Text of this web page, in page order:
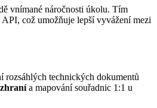
vnímané náročnosti úkolu. Tím
což umožňuje lepší vyvážení mezi
rozsáhlých technických dokumentů
a mapování souřadnic 1:1 u